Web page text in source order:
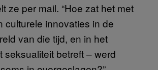
ze per mail. “Hoe zat het met
culturele innovaties in de
van die tijd, en in het
seksualiteit betreft – werd